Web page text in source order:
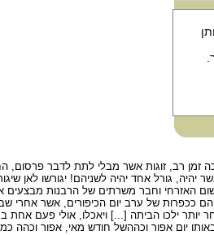
זמן רב, זוגות אשר מבלי לתת לדבר
גורל אחד יהיה לשניהם! יגורשו לאן
וחבר משרתים של הרבנות מבצעים
של ערב יום הכיפורים, אשר אחרי
יותר ילכו הביתה [...] ויאכלו, אולי פעם
יום אפור וכההשל חודש מאי, אפור וכהה